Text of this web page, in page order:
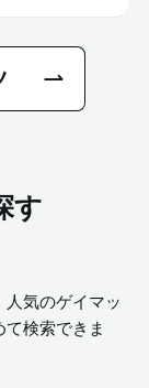
す
気のゲイマッ
検索できま